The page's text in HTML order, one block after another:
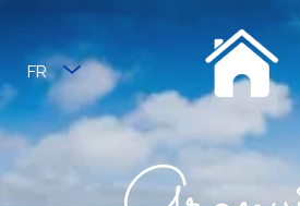
FR